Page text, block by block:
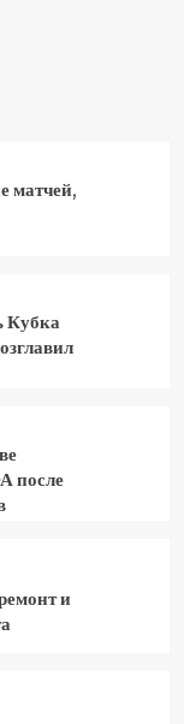
матчей,
Кубка
после
и